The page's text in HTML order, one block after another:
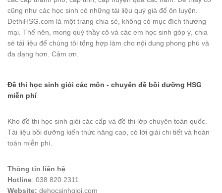
cũng như các học sinh có những tài liệu quý giá để ôn luyện.
DethiHSG.com là một trang chia sẻ, không có mục đích thương
mại. Thế nên, mong quý thầy cô và các em học sinh góp ý, chia
sẻ tài liệu để chúng tôi tổng hợp làm cho nội dung phong phú và
đa dạng hơn. Cảm ơn.
Đề thi học sinh giỏi các môn - chuyên đề bồi dưỡng HSG
miễn phí
Kho đề thi học sinh giỏi các cấp và đề thi lớp chuyên toàn quốc.
Tài liệu bồi dưỡng kiến thức nâng cao, có lời giải chi tiết và hoàn
toàn miễn phí.
Thông tin liên hệ
Hotline: 038 820 2311
Website: dehocsinhgioi.com